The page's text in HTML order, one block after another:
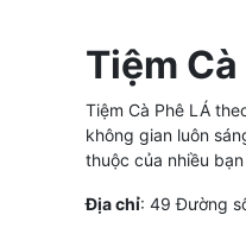
Tiệm
Tiệm Cà Phê LÁ
không gian luôn
thuộc của nhiều
Địa chỉ: 49 Đường